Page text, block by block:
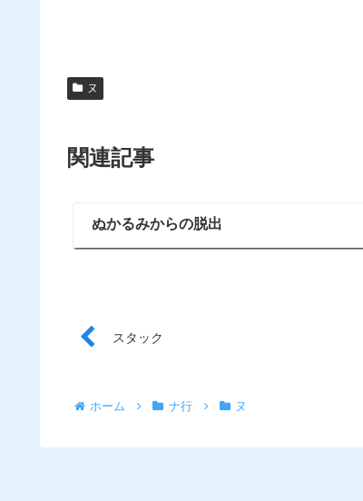
ヌ
関連記事
ぬかるみからの脱出
スタック
ホーム ナ行 ヌ